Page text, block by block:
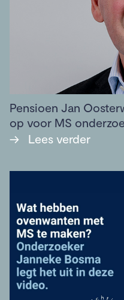
Pensioen Jan
op voor MS
→
Lees verder